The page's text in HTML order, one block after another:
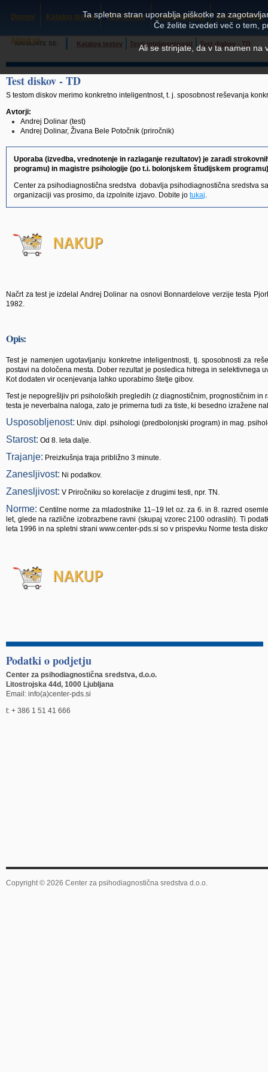
Domov Katalog testov TESTcenter Usposabljanja SCHUHFRIED
About us
NAHAJATE SE: Katalog testov Testi inteligentnosti Test diskov - TD
Test diskov - TD
S testom diskov merimo konkretno inteligentnost, t. j. sposobnost reševanja
Avtorji:
Andrej Dolinar (test)
Andrej Dolinar, Živana Bele Potočnik (priročnik)
Uporaba (izvedba, vrednotenje in razlaganje rezultatov) je zaradi
programu) in magistre psihologije (po t.i. bolonjskem študijskem
Center za psihodiagnostična sredstva dobavlja psihodiagnostična sredstva
organizaciji vas prosimo, da izpolnite izjavo. Dobite jo tukaj.
Načrt za test je izdelal Andrej Dolinar na osnovi Bonnardelove verzije testa
1982.
Opis:
Test je namenjen ugotavljanju konkretne inteligentnosti, tj. sposobnosti za
postavi na določena mesta. Dober rezultat je posledica hitrega in selektivnega
Kot dodaten vir ocenjevanja lahko uporabimo štetje gibov.
Test je nepogrešljiv pri psiholoških pregledih (z diagnostičnim, prognostičnim
testa je neverbalna naloga, zato je primerna tudi za tiste, ki besedno izražene
Usposobljenost: Univ. dipl. psihologi (predbolonjski program) in mag.
Starost: Od 8. leta dalje.
Trajanje: Preizkušnja traja približno 3 minute.
Zanesljivost: Ni podatkov.
Zanesljivost: V Priročniku so korelacije z drugimi testi, npr. TN.
Norme: Centilne norme za mladostnike 11–19 let oz. za 6. in 8. razred
let, glede na različne izobrazbene ravni (skupaj vzorec 2100 odraslih). Ti
leta 1996 in na spletni strani www.center-pds.si so v prispevku Norme testa
Podatki o podjetju
Center za psihodiagnostična sredstva, d.o.o.
Litostrojska 44d, 1000 Ljubljana
Email: info(a)center-pds.si
t: + 386 1 51 41 666
Copyright © 2026 Center za psihodiagnostična sredstva d.o.o.
Ta spletna stran uporablja piškotke za
Če želite izvedeti več o tem,
Ali se strinjate, da v ta namen na